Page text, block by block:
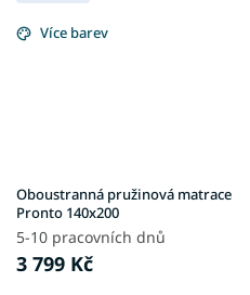
Více barev
Oboustranná pružinová matrace
Pronto 140x200
5-10 pracovních dnů
3 799 Kč